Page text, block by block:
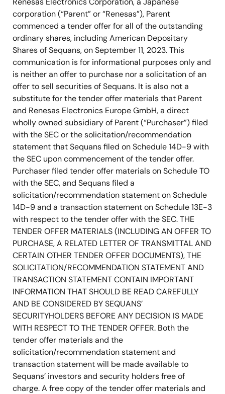
corporation (“Parent” or “Renesas”), Parent
commenced a tender offer for all of the outstanding
ordinary shares, including American Depositary
Shares of Sequans, on September 11, 2023. This
communication is for informational purposes only and
is neither an offer to purchase nor a solicitation of an
offer to sell securities of Sequans. It is also not a
substitute for the tender offer materials that Parent
and Renesas Electronics Europe GmbH, a direct
wholly owned subsidiary of Parent (“Purchaser”) filed
with the SEC or the solicitation/recommendation
statement that Sequans filed on Schedule 14D-9 with
the SEC upon commencement of the tender offer.
Purchaser filed tender offer materials on Schedule TO
with the SEC, and Sequans filed a
solicitation/recommendation statement on Schedule
14D-9 and a transaction statement on Schedule 13E-3
with respect to the tender offer with the SEC. THE
TENDER OFFER MATERIALS (INCLUDING AN OFFER TO
PURCHASE, A RELATED LETTER OF TRANSMITTAL AND
CERTAIN OTHER TENDER OFFER DOCUMENTS), THE
SOLICITATION/RECOMMENDATION STATEMENT AND
TRANSACTION STATEMENT CONTAIN IMPORTANT
INFORMATION THAT SHOULD BE READ CAREFULLY
AND BE CONSIDERED BY SEQUANS’
SECURITYHOLDERS BEFORE ANY DECISION IS MADE
WITH RESPECT TO THE TENDER OFFER. Both the
tender offer materials and the
solicitation/recommendation statement and
transaction statement will be made available to
Sequans’ investors and security holders free of
charge. A free copy of the tender offer materials and